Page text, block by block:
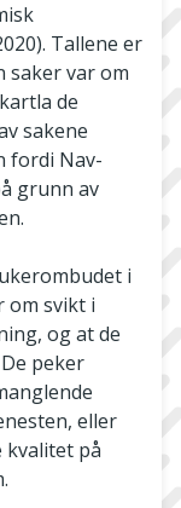
Tallene er
saker var om
de
sakene
fordi Nav-
grunn av
i
om svikt i
og at de
peker
eller
kvalitet på